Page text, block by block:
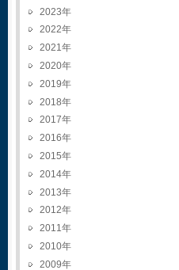
2023
2022
2021
2020
2019
2018
2017
2016
2015
2014
2013
2012
2011
2010
2009